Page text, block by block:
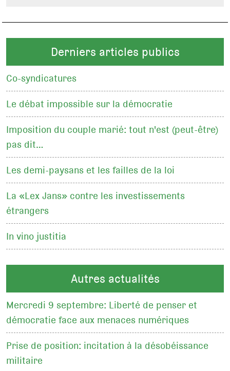
Derniers articles publics
Co-syndicatures
Le débat impossible sur la démocratie
Imposition du couple marié: tout n'est (peut-être)
pas dit…
Les demi-paysans et les failles de la loi
La «Lex Jans» contre les investissements
étrangers
In vino justitia
Autres actualités
Mercredi 9 septembre: Liberté de penser et
démocratie face aux menaces numériques
Prise de position: incitation à la désobéissance
militaire